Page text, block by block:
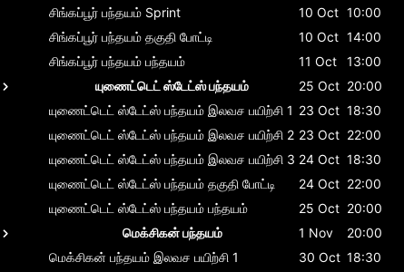
சிங்கப்பூர் பந்தயம் Sprint 10 Oct 10:00
சிங்கப்பூர் பந்தயம் தகுதி போட்டி 10 Oct 14:00
சிங்கப்பூர் பந்தயம் பந்தயம் 11 Oct
13:00
யுணைட்டெட் ஸ்டேட்ஸ் பந்தயம்
25 Oct 20:00
யுணைட்டெட் ஸ்டேட்ஸ் பந்தயம் இலவச பயிற்சி 1 23 Oct 18:30
யுணைட்டெட் ஸ்டேட்ஸ் பந்தயம் இலவச பயிற்சி 2 23 Oct 22:00
யுணைட்டெட் ஸ்டேட்ஸ் பந்தயம் இலவச பயிற்சி 3 24 Oct 18:30
யுணைட்டெட் ஸ்டேட்ஸ் பந்தயம் தகுதி போட்டி 24 Oct 22:00
யுணைட்டெட் ஸ்டேட்ஸ் பந்தயம் பந்தயம் 25 Oct 20:00
மெக்சிகன் பந்தயம்
1 Nov
20:00
மெக்சிகன் பந்தயம் இலவச பயிற்சி 1 30 Oct 18:30